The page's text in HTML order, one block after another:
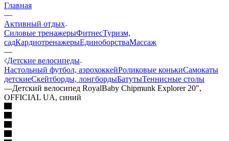
Главная
—
Активный отдых
Силовые тренажерыФитнесТуризм,
садКардиотренажерыЕдиноборстваМассаж
—
Детские велосипеды
Настольный футбол, аэрохоккейРоликовые конькиСамокаты
детскиеСкейтборды, лонгбордыБатутыТеннисные столы
—Детский велосипед RoyalBaby Chipmunk Explorer 20",
OFFICIAL UA, синий